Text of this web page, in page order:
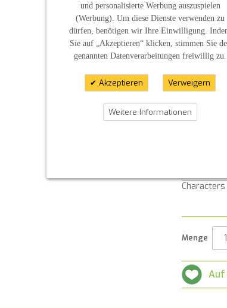
Bitte
Angabe 2:
Bitte
Characters
Für
Menge
Auf
und personalisierte Werbung auszuspielen
(Werbung). Um diese Dienste verwenden zu
dürfen, benötigen wir Ihre Einwilligung.
Sie auf „Akzeptieren“ klicken, stimmen Sie
genannten Datenverarbeitungen freiwillig zu.
Akzeptieren Verweigern
Weitere Informationen